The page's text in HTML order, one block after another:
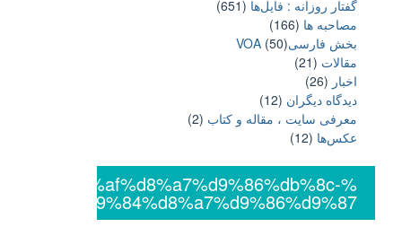
گفتار روزانه : فایل‌ها (651)
مصاحبه ها (166)
بخش فارسیVOA(50)
مقالات (21)
اخبار (26)
دیدگاه دیگران (12)
معرفی سایت ، مقاله و کتاب (2)
عکس‌ها (12)